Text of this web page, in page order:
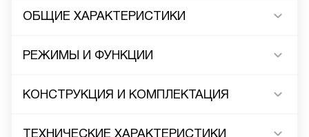
ОБЩИЕ ХАРАКТЕРИСТИКИ
РЕЖИМЫ И ФУНКЦИИ
КОНСТРУКЦИЯ И КОМПЛЕКТАЦИЯ
ТЕХНИЧЕСКИЕ ХАРАКТЕРИСТИКИ